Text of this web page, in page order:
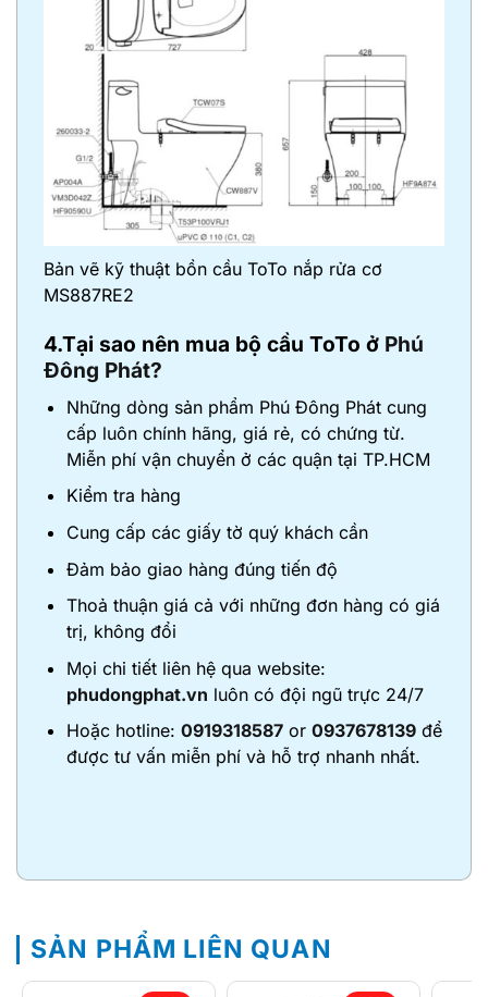
Bản vẽ kỹ thuật bồn cầu ToTo nắp rửa cơ
MS887RE2
4.Tại sao nên mua bộ cầu ToTo ở Phú
Đông Phát?
Những dòng sản phẩm Phú Đông Phát cung
cấp luôn chính hãng, giá rẻ, có chứng từ.
Miễn phí vận chuyển ở các quận tại TP.HCM
Kiểm tra hàng
Cung cấp các giấy tờ quý khách cần
Đảm bảo giao hàng đúng tiến độ
Thoả thuận giá cả với những đơn hàng có giá
trị, không đổi
Mọi chi tiết liên hệ qua website:
phudongphat.vn luôn có đội ngũ trực 24/7
Hoặc hotline: 0919318587 or 0937678139 để
được tư vấn miễn phí và hỗ trợ nhanh nhất.
SẢN PHẨM LIÊN QUAN